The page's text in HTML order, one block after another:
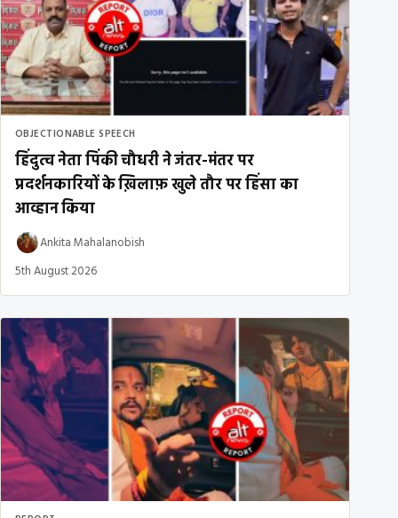
OBJECTIONABLE SPEECH
हिंदुत्व नेता पिंकी चौधरी ने जंतर-मंतर पर
प्रदर्शनकारियों के ख़िलाफ़ खुले तौर पर हिंसा का
आव्हान किया
Ankita Mahalanobish
5th August 2026